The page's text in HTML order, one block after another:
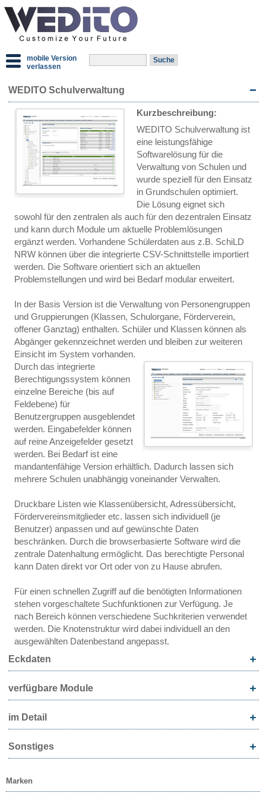
mobile Version
verlassen
WEDITO Schulverwaltung
Kurzbeschreibung:
WEDITO Schulverwaltung ist
eine leistungsfähige
Softwarelösung für die
Verwaltung von Schulen und
wurde speziell für den Einsatz
in Grundschulen optimiert.
Die Lösung eignet sich
sowohl für den zentralen als auch für den dezentralen Einsatz
und kann durch Module um aktuelle Problemlösungen
ergänzt werden. Vorhandene Schülerdaten aus z.B. SchiLD
NRW können über die integrierte CSV-Schnittstelle importiert
werden. Die Software orientiert sich an aktuellen
Problemstellungen und wird bei Bedarf modular erweitert.
In der Basis Version ist die Verwaltung von Personengruppen
und Gruppierungen (Klassen, Schulorgane, Förderverein,
offener Ganztag) enthalten. Schüler und Klassen können als
Abgänger gekennzeichnet werden und bleiben zur weiteren
Einsicht im System vorhanden.
Durch das integrierte
Berechtigungssystem können
einzelne Bereiche (bis auf
Feldebene) für
Benutzergruppen ausgeblendet
werden. Eingabefelder können
auf reine Anzeigefelder gesetzt
werden. Bei Bedarf ist eine
mandantenfähige Version erhältlich. Dadurch lassen sich
mehrere Schulen unabhängig voneinander Verwalten.
Druckbare Listen wie Klassenübersicht, Adressübersicht,
Fördervereinsmitglieder etc. lassen sich individuell (je
Benutzer) anpassen und auf gewünschte Daten
beschränken. Durch die browserbasierte Software wird die
zentrale Datenhaltung ermöglicht. Das berechtigte Personal
kann Daten direkt vor Ort oder von zu Hause abrufen.
Für einen schnellen Zugriff auf die benötigten Informationen
stehen vorgeschaltete Suchfunktionen zur Verfügung. Je
nach Bereich können verschiedene Suchkriterien verwendet
werden. Die Knotenstruktur wird dabei individuell an den
ausgewählten Datenbestand angepasst.
Eckdaten
verfügbare Module
im Detail
Sonstiges
Marken